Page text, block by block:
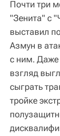
Почти три
"Зенита" с
выставил
Азмун в
с ним. Даже
взгляд
сыграть
тройке